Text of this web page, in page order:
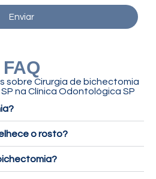
Enviar
FAQ
sobre Cirurgia de bichectomia
na Clínica Odontológica SP
o rosto?